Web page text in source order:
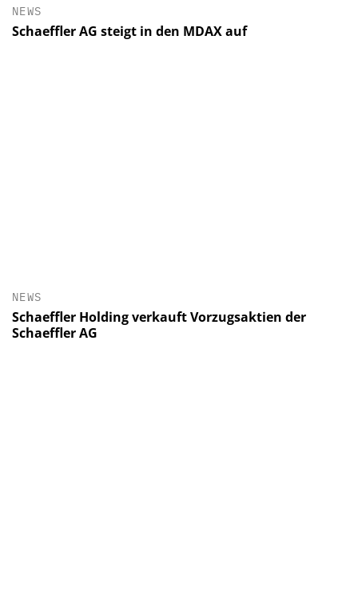
NEWS
Schaeffler AG steigt in den MDAX auf
NEWS
Schaeffler Holding verkauft Vorzugsaktien der
Schaeffler AG